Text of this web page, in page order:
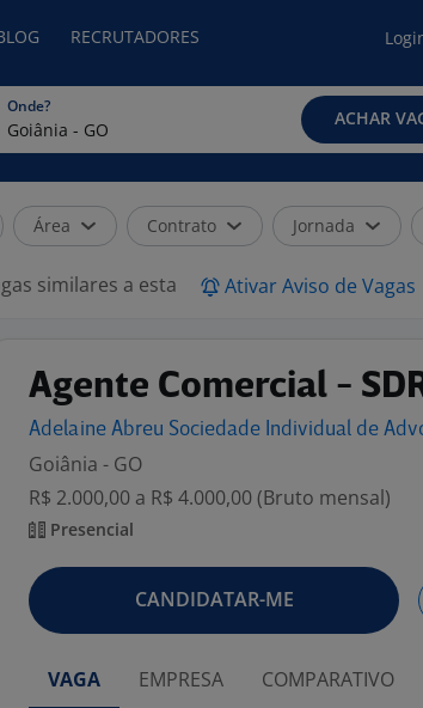
RECRUTADORES
Onde?
ACHAR
Área Contrato Jornada
similares a esta Ativar Aviso de Vagas
Agente Comercial -
Adelaine Abreu Sociedade Individual de
Goiânia - GO
R$ 2.000,00 a R$ 4.000,00 (Bruto mensal)
Presencial
CANDIDATAR-ME
VAGA EMPRESA COMPARATIVO